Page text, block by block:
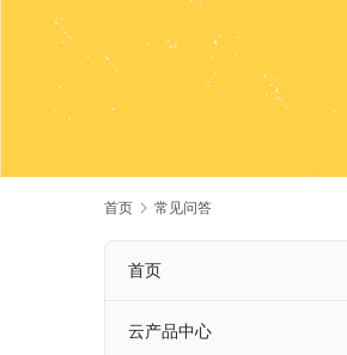
首页 常见问答
首页
云产品中心